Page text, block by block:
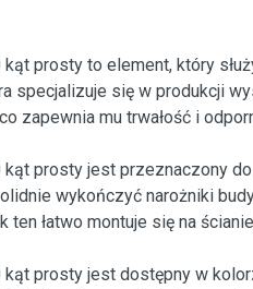
prosty to element, który
specjalizuje się w produkcji
zapewnia mu trwałość i
prosty jest przeznaczony
wykończyć narożniki
łatwo montuje się na
prosty jest dostępny w